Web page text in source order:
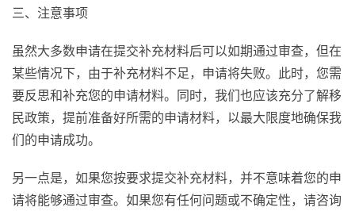
三、注意事项
虽然大多数申请在提交补充材料后可以如期通过审查，但在
某些情况下，由于补充材料不足，申请将失败。此时，您需
要反思和补充您的申请材料。同时，我们也应该充分了解移
民政策，提前准备好所需的申请材料，以最大限度地确保我
们的申请成功。
另一点是，如果您按要求提交补充材料，并不意味着您的申
请将能够通过审查。如果您有任何问题或不确定性，请咨询